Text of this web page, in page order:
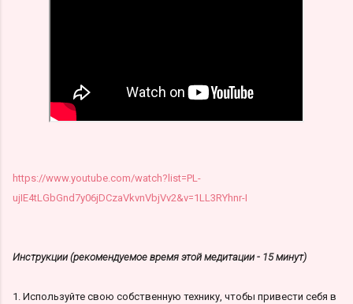
https://www.youtube.com/watch?list=PL-
ujIE4tLGbGnd7y06jDCzaVkvnVbjVv2&v=1LL3RYhnr-I
Инструкции (рекомендуемое время этой медитации - 15 минут)
1. Используйте свою собственную технику, чтобы привести себя в